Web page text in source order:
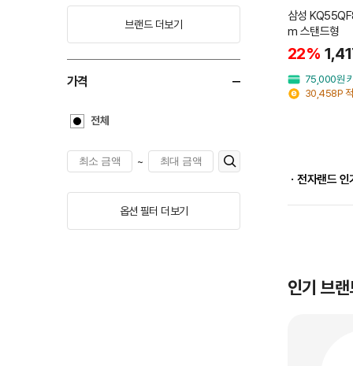
브랜드 더보기
가격
전체
~
옵션 필터 더보기
삼성
m 스탠드형
22%
75,000원
30,458P
ㆍ전자랜드 인
인기 브